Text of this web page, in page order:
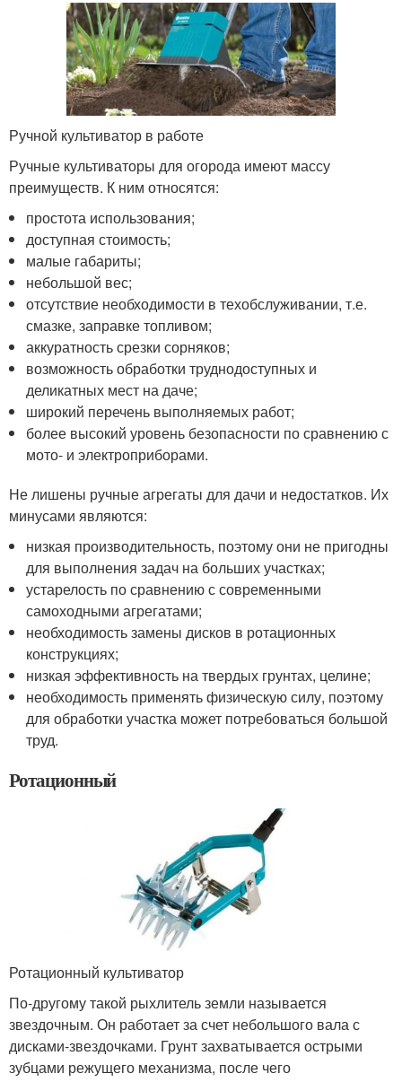
Ручной культиватор в работе
Ручные культиваторы для огорода имеют массу
преимуществ. К ним относятся:
простота использования;
доступная стоимость;
малые габариты;
небольшой вес;
отсутствие необходимости в техобслуживании, т.е.
смазке, заправке топливом;
аккуратность срезки сорняков;
возможность обработки труднодоступных и
деликатных мест на даче;
широкий перечень выполняемых работ;
более высокий уровень безопасности по сравнению с
мото- и электроприборами.
Не лишены ручные агрегаты для дачи и недостатков. Их
минусами являются:
низкая производительность, поэтому они не пригодны
для выполнения задач на больших участках;
устарелость по сравнению с современными
самоходными агрегатами;
необходимость замены дисков в ротационных
конструкциях;
низкая эффективность на твердых грунтах, целине;
необходимость применять физическую силу, поэтому
для обработки участка может потребоваться большой
труд.
Ротационный
Ротационный культиватор
По-другому такой рыхлитель земли называется
звездочным. Он работает за счет небольшого вала с
дисками-звездочками. Грунт захватывается острыми
зубцами режущего механизма, после чего